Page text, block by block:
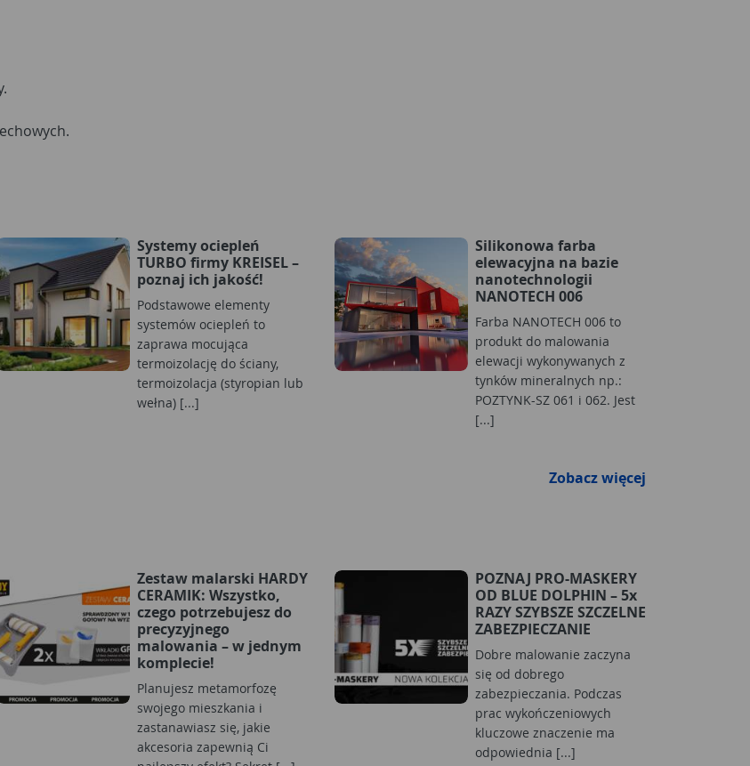
Systemy ociepleń
TURBO firmy KREISEL –
poznaj ich jakość!
Podstawowe elementy
systemów ociepleń to
zaprawa mocująca
termoizolację do ściany,
termoizolacja (styropian lub
wełna) [...]
Silikonowa farba
elewacyjna na bazie
nanotechnologii
NANOTECH 006
Farba NANOTECH 006 to
produkt do malowania
elewacji wykonywanych z
tynków mineralnych np.:
POZTYNK-SZ 061 i 062. Jest
[...]
Zobacz więcej
Zestaw malarski HARDY
CERAMIK: Wszystko,
czego potrzebujesz do
precyzyjnego
malowania – w jednym
komplecie!
Planujesz metamorfozę
swojego mieszkania i
zastanawiasz się, jakie
akcesoria zapewnią Ci
POZNAJ PRO-MASKERY
OD BLUE DOLPHIN – 5x
RAZY SZYBSZE SZCZELNE
ZABEZPIECZANIE
Dobre malowanie zaczyna
się od dobrego
zabezpieczania. Podczas
prac wykończeniowych
kluczowe znaczenie ma
odpowiednia [...]